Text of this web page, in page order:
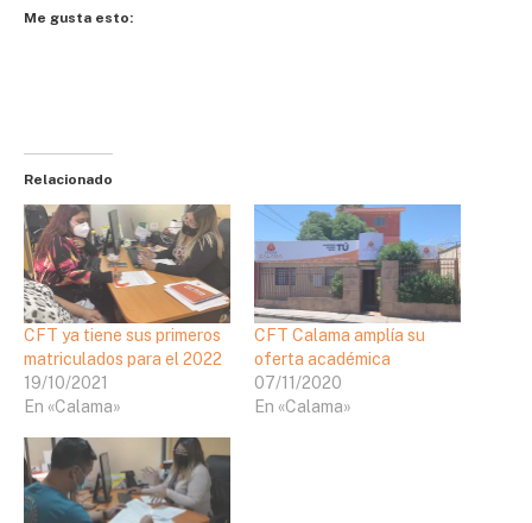
Me gusta esto:
Relacionado
CFT ya tiene sus primeros
matriculados para el 2022
19/10/2021
En «Calama»
CFT Calama amplía su
oferta académica
07/11/2020
En «Calama»